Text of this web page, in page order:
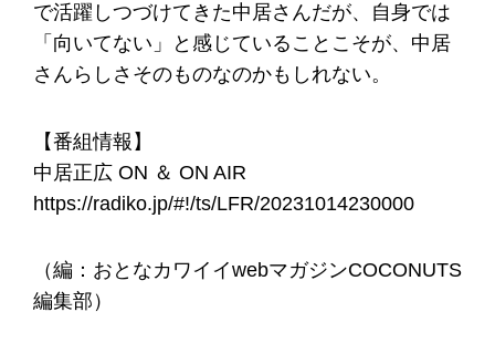
で活躍しつづけてきた中居さんだが、自身では
「向いてない」と感じていることこそが、中居
さんらしさそのものなのかもしれない。
【番組情報】
中居正広 ON ＆ ON AIR
https://radiko.jp/#!/ts/LFR/20231014230000
（編：おとなカワイイwebマガジンCOCONUTS
編集部）